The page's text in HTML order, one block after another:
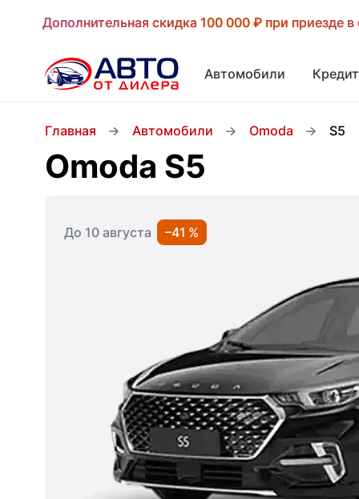
Дополнительная скидка 100 000 ₽ при приезде в
Дополнительная скидка 100 000 ₽ при приезде в
Автомобили Кредит
Главная Автомобили Omoda S5
Omoda S5
До 10 августа
–41 %